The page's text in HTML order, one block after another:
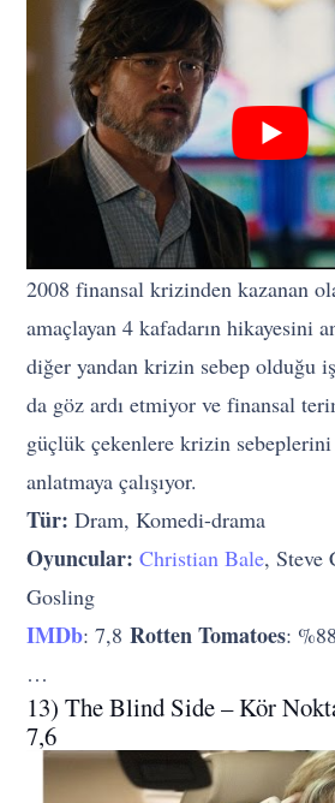
2008 finansal krizinden kazanan
amaçlayan 4 kafadarın hikayesini
diğer yandan krizin sebep olduğu
da göz ardı etmiyor ve finansal
güçlük çekenlere krizin
anlatmaya çalışıyor.
Tür: Dram, Komedi-drama
Oyuncular: Christian Bale, Steve
Gosling
IMDb: 7,8Rotten Tomatoes:
…
13) The Blind Side – Kör
7,6